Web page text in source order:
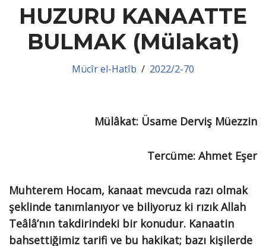
HUZURU KANAATTE
BULMAK (Mülakat)
Mücîr el-Hatîb 2022/2-70
Mülâkat: Üsame Derviş Müezzin
Tercüme: Ahmet Eşer
Muhterem Hocam, kanaat mevcuda razı olmak
şeklinde tanımlanıyor ve biliyoruz ki rızık Allah
Teâlâ’nın takdirindeki bir konudur. Kanaatin
bahsettiğimiz tarifi ve bu hakikat; bazı kişilerde